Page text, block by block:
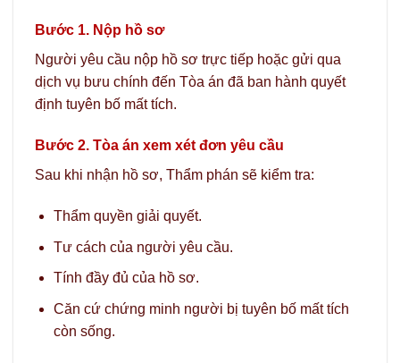
Bước 1. Nộp hồ sơ
Người yêu cầu nộp hồ sơ trực tiếp hoặc gửi qua
dịch vụ bưu chính đến Tòa án đã ban hành quyết
định tuyên bố mất tích.
Bước 2. Tòa án xem xét đơn yêu cầu
Sau khi nhận hồ sơ, Thẩm phán sẽ kiểm tra:
Thẩm quyền giải quyết.
Tư cách của người yêu cầu.
Tính đầy đủ của hồ sơ.
Căn cứ chứng minh người bị tuyên bố mất tích
còn sống.